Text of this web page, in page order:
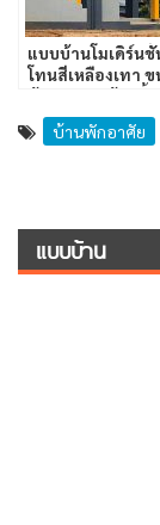
แบบบ้านโมเดิร์นชั้
โทนสีเหลืองเทา ข
บ้านพักอาศัย
แบบบ้าน